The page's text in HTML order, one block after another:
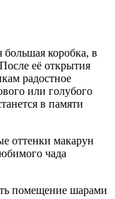
большая коробка, в
её открытия
радостное
или голубого
в памяти
оттенки макарун
чада
помещение шарами